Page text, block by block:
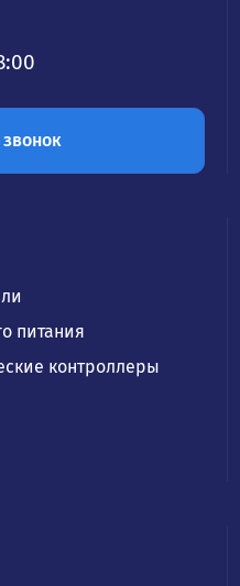
звонок
питания
контроллеры